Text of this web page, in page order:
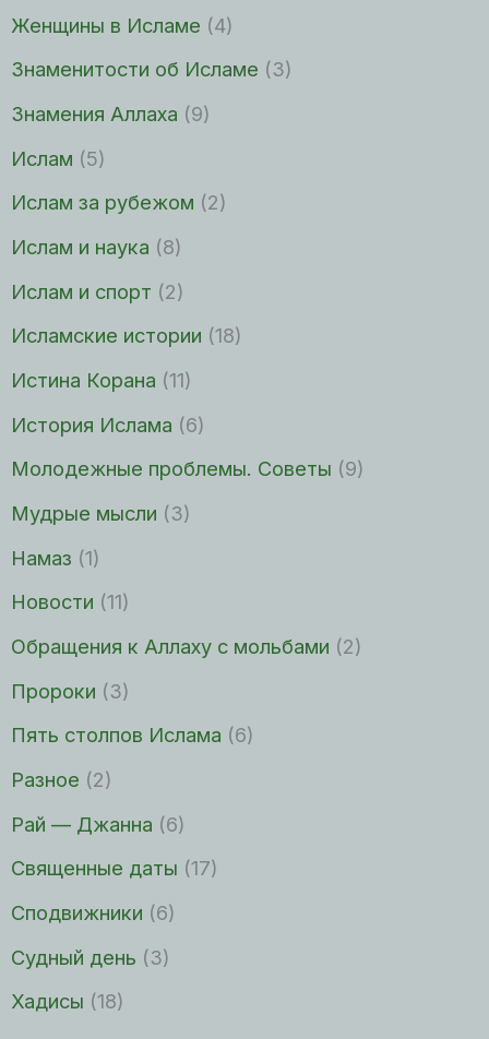
Женщины в Исламе (4)
Знаменитости об Исламе (3)
Знамения Аллаха (9)
Ислам (5)
Ислам за рубежом (2)
Ислам и наука (8)
Ислам и спорт (2)
Исламские истории (18)
Истина Корана (11)
История Ислама (6)
Молодежные проблемы. Советы (9)
Мудрые мысли (3)
Намаз (1)
Новости (11)
Обращения к Аллаху с мольбами (2)
Пророки (3)
Пять столпов Ислама (6)
Разное (2)
Рай — Джанна (6)
Священные даты (17)
Сподвижники (6)
Судный день (3)
Хадисы (18)